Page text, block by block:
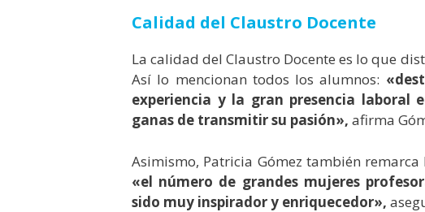
Calidad del Claustro Docente
La calidad del Claustro Docente es lo que
Así lo mencionan todos los alumnos: «
experiencia y la gran presencia laboral
ganas de transmitir su pasión», afirma
Asimismo, Patricia Gómez también
«el número de grandes mujeres
sido muy inspirador y enriquecedor»,